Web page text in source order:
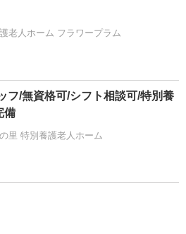
老人ホーム フラワープラム
フ/無資格可/シフト相談可/特別養
備
里 特別養護老人ホーム